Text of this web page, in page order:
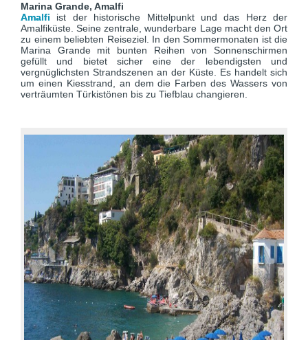
Marina Grande, Amalfi
Amalfi ist der historische Mittelpunkt und das Herz der
Amalfiküste. Seine zentrale, wunderbare Lage macht den Ort
zu einem beliebten Reiseziel. In den Sommermonaten ist die
Marina Grande mit bunten Reihen von Sonnenschirmen
gefüllt und bietet sicher eine der lebendigsten und
vergnüglichsten Strandszenen an der Küste. Es handelt sich
um einen Kiesstrand, an dem die Farben des Wassers von
verträumten Türkistönen bis zu Tiefblau changieren.